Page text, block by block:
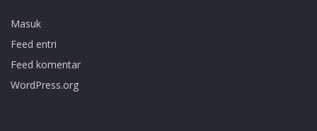
Masuk
Feed entri
Feed komentar
WordPress.org